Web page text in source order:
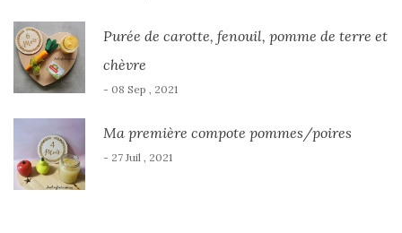
Purée de carotte, fenouil, pomme de terre et
chèvre
- 08 Sep , 2021
Ma première compote pommes/poires
- 27 Juil , 2021